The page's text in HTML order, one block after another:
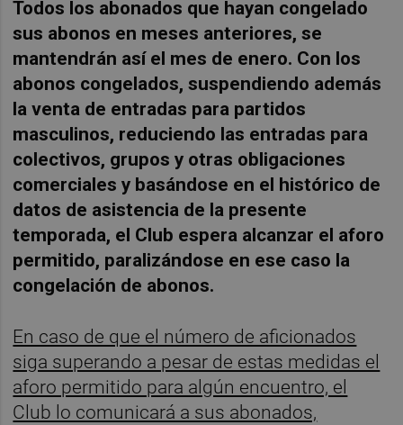
Todos los abonados que hayan congelado
sus abonos en meses anteriores, se
mantendrán así el mes de enero. Con los
abonos congelados, suspendiendo además
la venta de entradas para partidos
masculinos, reduciendo las entradas para
colectivos, grupos y otras obligaciones
comerciales y basándose en el histórico de
datos de asistencia de la presente
temporada, el Club espera alcanzar el aforo
permitido, paralizándose en ese caso la
congelación de abonos.
En caso de que el número de aficionados
siga superando a pesar de estas medidas el
aforo permitido para algún encuentro, el
Club lo comunicará a sus abonados,